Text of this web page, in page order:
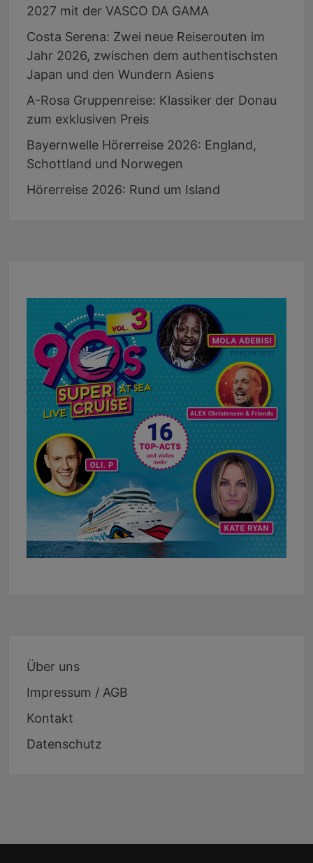
2027 mit der VASCO DA GAMA
Costa Serena: Zwei neue Reiserouten im
Jahr 2026, zwischen dem authentischsten
Japan und den Wundern Asiens
A-Rosa Gruppenreise: Klassiker der Donau
zum exklusiven Preis
Bayernwelle Hörerreise 2026: England,
Schottland und Norwegen
Hörerreise 2026: Rund um Island
Über uns
Impressum / AGB
Kontakt
Datenschutz